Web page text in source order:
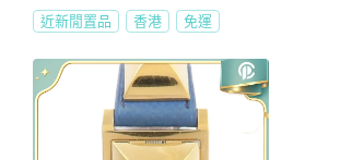
近新閒置品 香港 免運